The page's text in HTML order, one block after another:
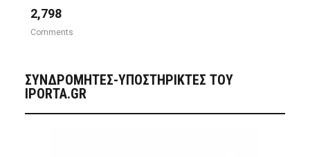
2,798
Comments
ΣΥΝΔΡΟΜΗΤΈΣ-ΥΠΟΣΤΗΡΙΚΤΈΣ ΤΟΥ
IPORTA.GR